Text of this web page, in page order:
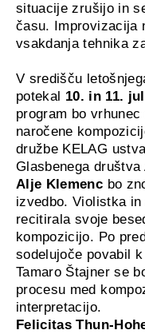
situacije zrušijo in
času. Improvizacija
vsakdanja tehnika
V središču
potekal 10. in 11.
program bo
naročene
družbe KELAG
Glasbenega
Alje Klemenc bo
izvedbo. Violistka
recitirala svoje
kompozicijo. Po
sodelujoče povabil
Tamaro Štajner se
procesu med
interpretacijo.
Felicitas Thun-